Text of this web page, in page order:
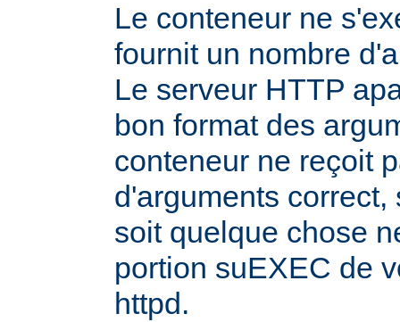
Le conteneur ne
fournit un nombre
Le serveur HTTP
bon format des
conteneur ne reçoit
d'arguments
soit quelque chose
portion suEXEC de
httpd.